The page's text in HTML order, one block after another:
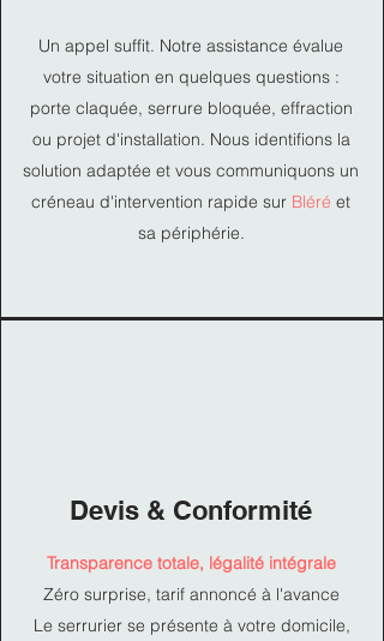
Un appel suffit. Notre assistance évalue
votre situation en quelques questions :
porte claquée, serrure bloquée, effraction
ou projet d'installation. Nous identifions la
solution adaptée et vous communiquons un
créneau d'intervention rapide sur Bléré et
sa périphérie.
Devis & Conformité
Transparence totale, légalité intégrale
Zéro surprise, tarif annoncé à l'avance
Le serrurier se présente à votre domicile,